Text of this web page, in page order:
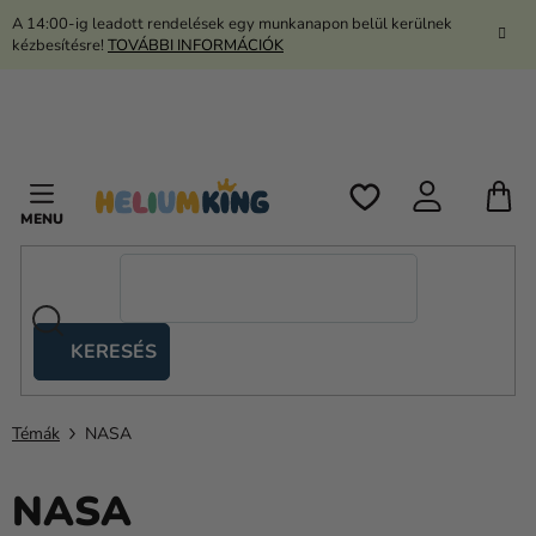
Ugrás
A 14:00-ig leadott rendelések egy munkanapon belül kerülnek
kézbesítésre! TOVÁBBI INFORMÁCIÓK
KERESÉS
sátrak
Kanekalon
Hélium
és
Témák NASA
NASA